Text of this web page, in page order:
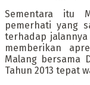
Sementara itu
pemerhati yang
terhadap
memberikan
Malang bersama
Tahun 2013 tepat